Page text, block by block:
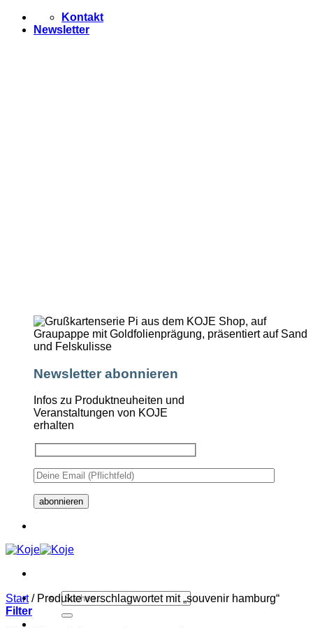
Zum
Inhalt
Kontakt
Newsletter
Newsletter abonnieren
Infos zu Produktneuheiten und
Veranstaltungen von KOJE
erhalten
Suchen
nach:
Start /Produkte verschlagwortet mit „souvenir hamburg“
Filter